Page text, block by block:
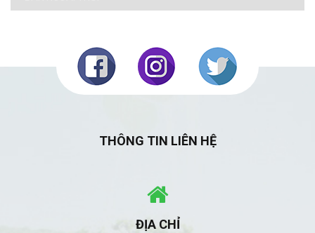
THÔNG TIN LIÊN HỆ
ĐỊA CHỈ